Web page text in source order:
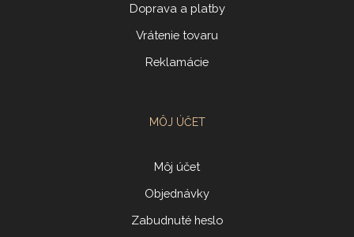
Doprava a platby
Vrátenie tovaru
Reklamácie
MÔJ ÚČET
Môj účet
Objednávky
Zabudnuté heslo